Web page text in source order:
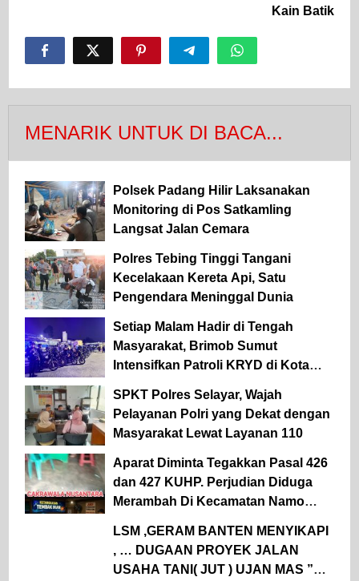
Kain Batik
MENARIK UNTUK DI BACA...
Polsek Padang Hilir Laksanakan
Monitoring di Pos Satkamling
Langsat Jalan Cemara
Polres Tebing Tinggi Tangani
Kecelakaan Kereta Api, Satu
Pengendara Meninggal Dunia
Setiap Malam Hadir di Tengah
Masyarakat, Brimob Sumut
Intensifkan Patroli KRYD di Kota
SPKT Polres Selayar, Wajah
Pelayanan Polri yang Dekat dengan
Masyarakat Lewat Layanan 110
Aparat Diminta Tegakkan Pasal 426
dan 427 KUHP. Perjudian Diduga
Merambah Di Kecamatan Namo
LSM ,GERAM BANTEN MENYIKAPI
, … DUGAAN PROYEK JALAN
USAHA TANI( JUT ) UJAN MAS ”